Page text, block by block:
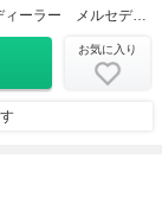
Ｍｅｒｃｅｄｅｓ－Ｂｅｎｚ正規ディーラー メルセデス・ベンツ泉佐野
お気に入り